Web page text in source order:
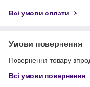
Всі умови оплати
Умови повернення
Повернення товару
Всі умови повернення